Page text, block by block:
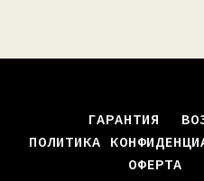
ГАРАНТИЯ
ПОЛИТИКА
ОФЕРТА